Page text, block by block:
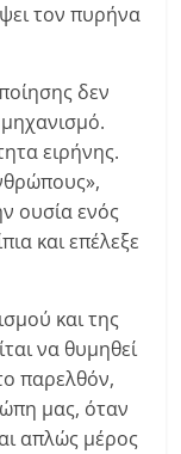
τον πυρήνα
δεν
ειρήνης.
ουσία ενός
και επέλεξε
και της
να θυμηθεί
παρελθόν,
μας, όταν
απλώς μέρος